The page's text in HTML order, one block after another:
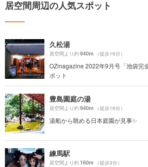
居空間周辺の人気スポット
久松湯
居空間より約940m （徒歩16分）
OZmagazine 2022年9月号「池袋完
ポット
豊島園庭の湯
居空間より約940m （徒歩16分）
湯船から眺める日本庭園が見事✨
練馬駅
居空間より約160m （徒歩3分）